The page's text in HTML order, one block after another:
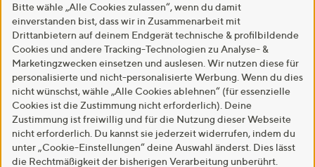
Bitte wähle „Alle Cookies zulassen“, wenn du damit
einverstanden bist, dass wir in Zusammenarbeit mit
Drittanbietern auf deinem Endgerät technische & profilbildende
Cookies und andere Tracking-Technologien zu Analyse- &
Marketingzwecken einsetzen und auslesen. Wir nutzen diese für
personalisierte und nicht-personalisierte Werbung. Wenn du dies
nicht wünschst, wähle „Alle Cookies ablehnen“ (für essenzielle
Cookies ist die Zustimmung nicht erforderlich). Deine
Zustimmung ist freiwillig und für die Nutzung dieser Webseite
nicht erforderlich. Du kannst sie jederzeit widerrufen, indem du
unter „Cookie-Einstellungen“ deine Auswahl änderst. Dies lässt
die Rechtmäßigkeit der bisherigen Verarbeitung unberührt.